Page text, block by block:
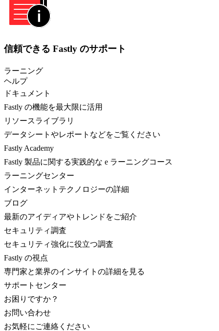
信頼できる Fastly のサポート
ラーニング
ヘルプ
ドキュメント
Fastly の機能を最大限に活用
リソースライブラリ
データシートやレポートなどをご覧ください
Fastly Academy
Fastly 製品に関する実践的な e ラーニングコース
ラーニングセンター
インターネットテクノロジーの詳細
ブログ
最新のアイディアやトレンドをご紹介
セキュリティ調査
セキュリティ強化に役立つ調査
Fastly の視点
専門家と業界のインサイトの詳細を見る
サポートセンター
お困りですか？
お問い合わせ
お気軽にご連絡ください